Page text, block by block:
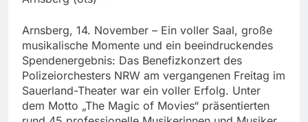
Arnsberg, 14. November – Ein voller Saal, große
musikalische Momente und ein beeindruckendes
Spendenergebnis: Das Benefizkonzert des
Polizeiorchesters NRW am vergangenen Freitag im
Sauerland-Theater war ein voller Erfolg. Unter
dem Motto „The Magic of Movies“ präsentierten